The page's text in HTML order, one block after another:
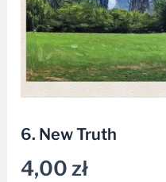
6. New Truth
4,00zł